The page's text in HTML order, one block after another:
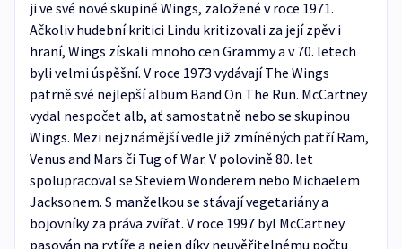
ji ve své nové skupině Wings, založené v roce 1971.
Ačkoliv hudební kritici Lindu kritizovali za její zpěv i
hraní, Wings získali mnoho cen Grammy a v 70. letech
byli velmi úspěšní. V roce 1973 vydávají The Wings
patrně své nejlepší album Band On The Run. McCartney
vydal nespočet alb, ať samostatně nebo se skupinou
Wings. Mezi nejznámější vedle již zmíněných patří Ram,
Venus and Mars či Tug of War. V polovině 80. let
spolupracoval se Steviem Wonderem nebo Michaelem
Jacksonem. S manželkou se stávají vegetariány a
bojovníky za práva zvířat. V roce 1997 byl McCartney
pasován na rytíře a nejen díky neuvěřitelnému počtu